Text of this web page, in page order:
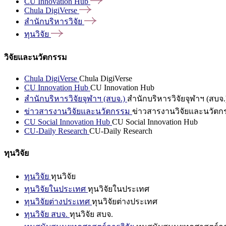
Chula DigiVerse
สำนักบริหารวิจัย
ทุนวิจัย
วิจัยและนวัตกรรม
Chula DigiVerse Chula DigiVerse
CU Innovation Hub CU Innovation Hub
สำนักบริหารวิจัยจุฬาฯ (สบจ.) สำนักบริหารวิจัยจุฬาฯ (สบจ
ข่าวสารงานวิจัยและนวัตกรรม ข่าวสารงานวิจัยและนวัตก
CU Social Innovation Hub CU Social Innovation Hub
CU-Daily Research CU-Daily Research
ทุนวิจัย
ทุนวิจัย ทุนวิจัย
ทุนวิจัยในประเทศ ทุนวิจัยในประเทศ
ทุนวิจัยต่างประเทศ ทุนวิจัยต่างประเทศ
ทุนวิจัย สบจ. ทุนวิจัย สบจ.